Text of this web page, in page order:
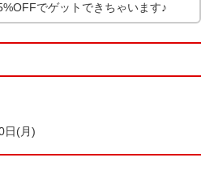
でゲットできちゃいます♪
日(月)